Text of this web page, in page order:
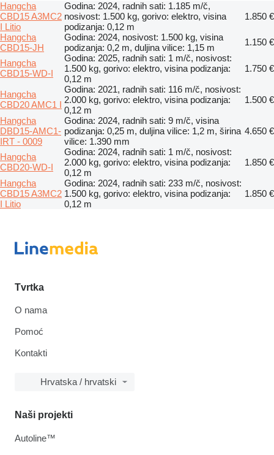
Hangcha
CBD15 A3MC2
I Litio
Godina: 2024, radnih sati: 1.185 m/č,
nosivost: 1.500 kg, gorivo: elektro, visina
podizanja: 0,12 m
1.850 €
Hangcha
CBD15-JH
Godina: 2024, nosivost: 1.500 kg, visina
podizanja: 0,2 m, duljina vilice: 1,15 m
1.150 €
Hangcha
CBD15-WD-I
Godina: 2025, radnih sati: 1 m/č, nosivost:
1.500 kg, gorivo: elektro, visina podizanja:
0,12 m
1.750 €
Hangcha
CBD20 AMC1 I
Godina: 2021, radnih sati: 116 m/č, nosivost:
2.000 kg, gorivo: elektro, visina podizanja:
0,12 m
1.500 €
Hangcha
DBD15-AMC1-
IRT - 0009
Godina: 2024, radnih sati: 9 m/č, visina
podizanja: 0,25 m, duljina vilice: 1,2 m, širina
vilice: 1.390 mm
4.650 €
Hangcha
CBD20-WD-I
Godina: 2024, radnih sati: 1 m/č, nosivost:
2.000 kg, gorivo: elektro, visina podizanja:
0,12 m
1.850 €
Hangcha
CBD15 A3MC2
I Litio
Godina: 2024, radnih sati: 233 m/č, nosivost:
1.500 kg, gorivo: elektro, visina podizanja:
0,12 m
1.850 €
Tvrtka
O nama
Pomoć
Kontakti
Hrvatska / hrvatski
Naši projekti
Autoline™